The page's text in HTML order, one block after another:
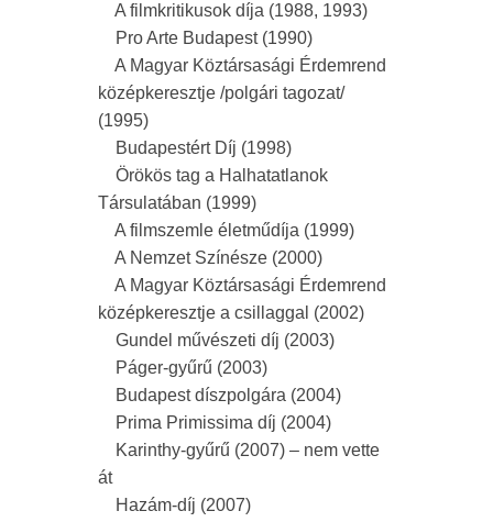
A filmkritikusok díja (1988, 1993)
Pro Arte Budapest (1990)
A Magyar Köztársasági Érdemrend
középkeresztje /polgári tagozat/
(1995)
Budapestért Díj (1998)
Örökös tag a Halhatatlanok
Társulatában (1999)
A filmszemle életműdíja (1999)
A Nemzet Színésze (2000)
A Magyar Köztársasági Érdemrend
középkeresztje a csillaggal (2002)
Gundel művészeti díj (2003)
Páger-gyűrű (2003)
Budapest díszpolgára (2004)
Prima Primissima díj (2004)
Karinthy-gyűrű (2007) – nem vette
át
Hazám-díj (2007)